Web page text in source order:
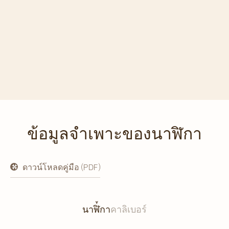
ข้อมูลจำเพาะของนาฬิกา
ดาวน์โหลดคู่มือ (PDF)
เปิด
ใน
นาฬิกาคาลิเบอร์